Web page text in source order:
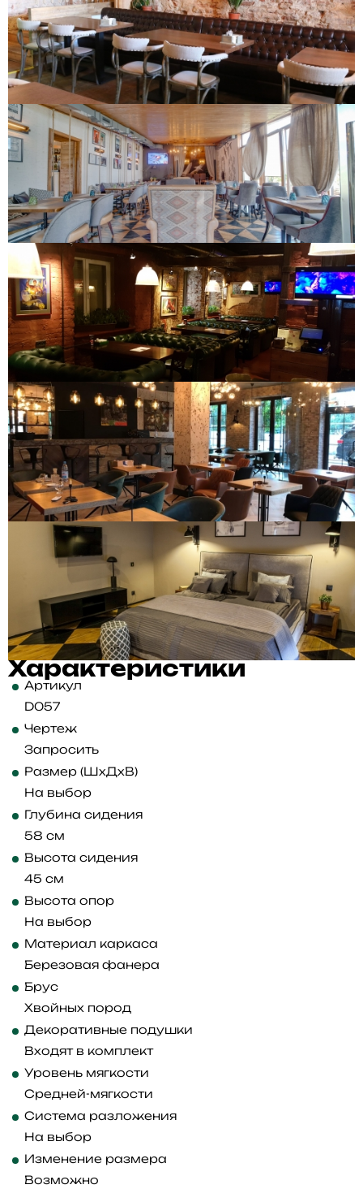
Характеристики
Артикул
D057
Чертеж
Запросить
Размер (ШхДхВ)
На выбор
Глубина сидения
58 см
Высота сидения
45 см
Высота опор
На выбор
Материал каркаса
Березовая фанера
Брус
Хвойных пород
Декоративные подушки
Входят в комплект
Уровень мягкости
Средней-мягкости
Система разложения
На выбор
Изменение размера
Возможно